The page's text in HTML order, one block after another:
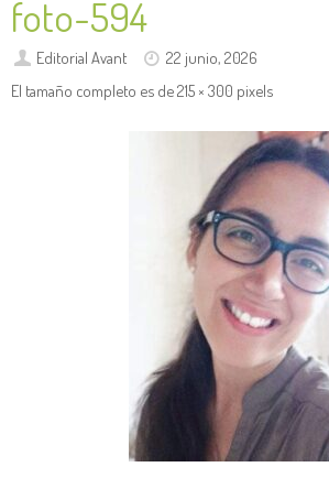
foto-594
Editorial Avant
22 junio, 2026
El tamaño completo es de215 × 300 pixels